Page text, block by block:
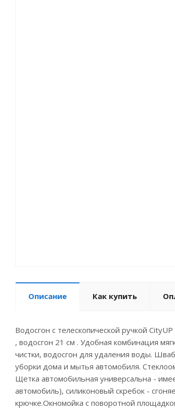
Описание Как купить
Водосгон с телескопической ручкой
, водосгон 21 см . Удобная комбинация
чистки, водосгон для удаления воды.
уборки дома и мытья автомобиля.
Щетка автомобильная универсальна -
автомобиль), силиконовый скребок -
крючке.Окномойка с поворотной